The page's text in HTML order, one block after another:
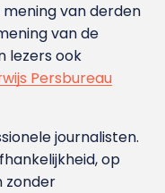
van derden
van de
lezers ook
Persbureau
journalisten.
op
zonder